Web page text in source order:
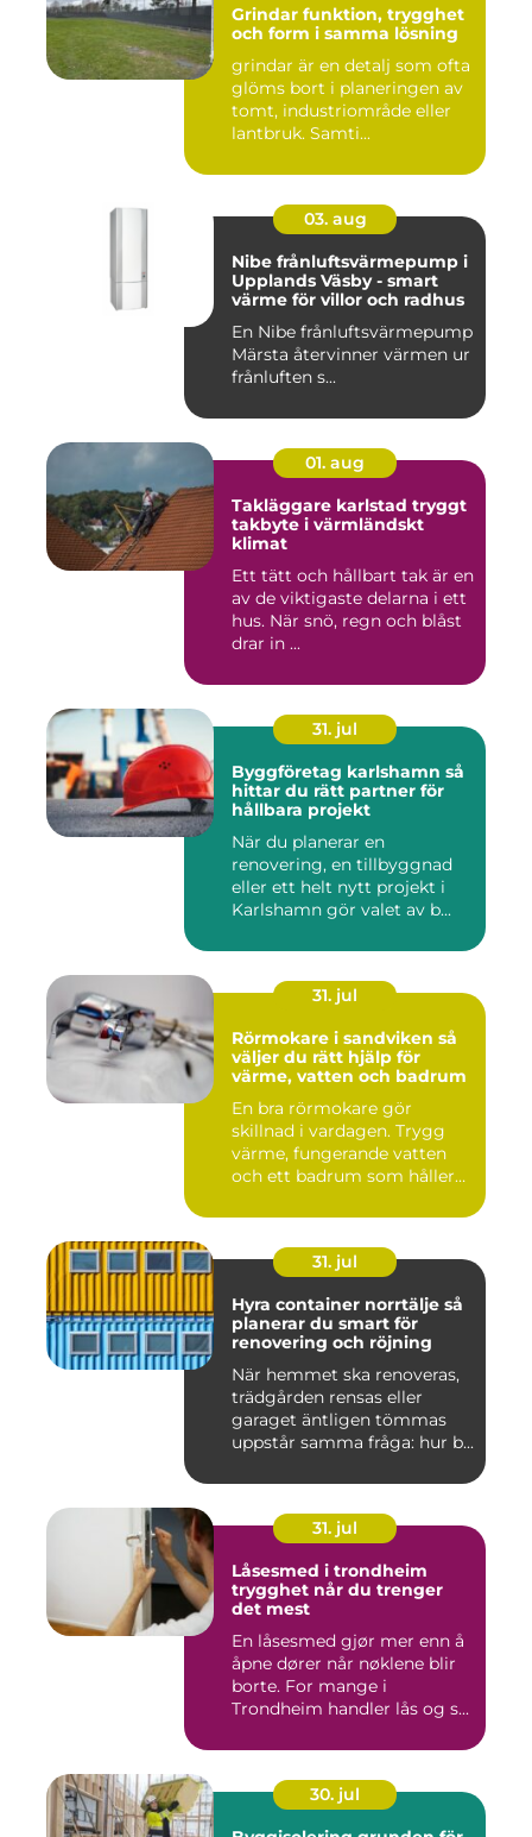
Grindar funktion, trygghet
och form i samma lösning
grindar är en detalj som ofta
glöms bort i planeringen av
tomt, industriområde eller
lantbruk. Samti...
03. aug
Nibe frånluftsvärmepump i
Upplands Väsby - smart
värme för villor och radhus
En Nibe frånluftsvärmepump
Märsta återvinner värmen ur
frånluften s...
01. aug
Takläggare karlstad tryggt
takbyte i värmländskt
klimat
Ett tätt och hållbart tak är en
av de viktigaste delarna i ett
hus. När snö, regn och blåst
drar in ...
31. jul
Byggföretag karlshamn så
hittar du rätt partner för
hållbara projekt
När du planerar en
renovering, en tillbyggnad
eller ett helt nytt projekt i
Karlshamn gör valet av b...
31. jul
Rörmokare i sandviken så
väljer du rätt hjälp för
värme, vatten och badrum
En bra rörmokare gör
skillnad i vardagen. Trygg
värme, fungerande vatten
och ett badrum som håller
31. jul
Hyra container norrtälje så
planerar du smart för
renovering och röjning
När hemmet ska renoveras,
trädgården rensas eller
garaget äntligen tömmas
uppstår samma fråga: hur b...
31. jul
Låsesmed i trondheim
trygghet når du trenger
det mest
En låsesmed gjør mer enn å
åpne dører når nøklene blir
borte. For mange i
Trondheim handler lås og s...
30. jul